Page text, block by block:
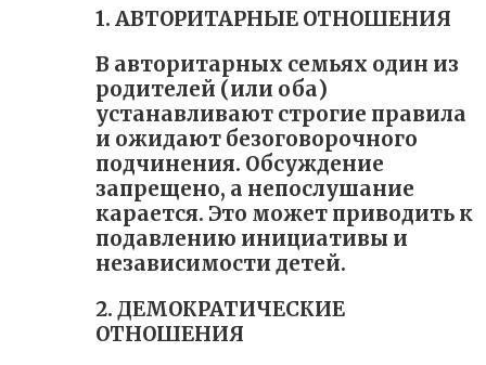
1. АВТОРИТАРНЫЕ ОТНОШЕНИЯ
В авторитарных семьях один из
родителей (или оба)
устанавливают строгие правила
и ожидают безоговорочного
подчинения. Обсуждение
запрещено, а непослушание
карается. Это может приводить к
подавлению инициативы и
независимости детей.
2. ДЕМОКРАТИЧЕСКИЕ
ОТНОШЕНИЯ